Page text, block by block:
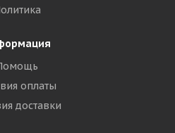
оплаты
доставки